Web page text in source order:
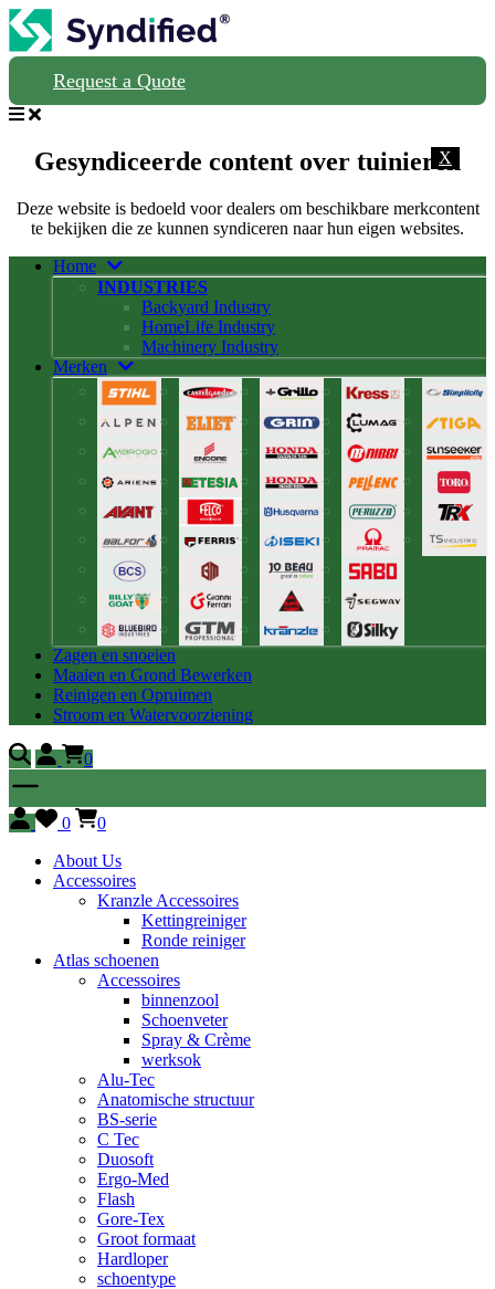
Request a Quote
X
Gesyndiceerde content over tuinieren
Deze website is bedoeld voor dealers om beschikbare merkcontent
te bekijken die ze kunnen syndiceren naar hun eigen websites.
Home
INDUSTRIES
Backyard Industry
HomeLife Industry
Machinery Industry
Merken
Zagen en snoeien
Maaien en Grond Bewerken
Reinigen en Opruimen
Stroom en Watervoorziening
0
0
0
About Us
Accessoires
Kranzle Accessoires
Kettingreiniger
Ronde reiniger
Atlas schoenen
Accessoires
binnenzool
Schoenveter
Spray & Crème
werksok
Alu-Tec
Anatomische structuur
BS-serie
C Tec
Duosoft
Ergo-Med
Flash
Gore-Tex
Groot formaat
Hardloper
schoentype